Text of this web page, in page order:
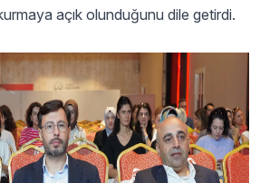
açık olunduğunu dile getirdi.